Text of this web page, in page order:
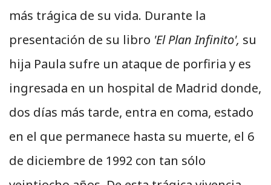
más trágica de su vida. Durante la
presentación de su libro 'El Plan Infinito', su
hija Paula sufre un ataque de porfiria y es
ingresada en un hospital de Madrid donde,
dos días más tarde, entra en coma, estado
en el que permanece hasta su muerte, el 6
de diciembre de 1992 con tan sólo